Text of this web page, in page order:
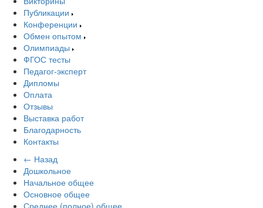
Публикации
Конференции
Обмен опытом
Олимпиады
ФГОС тесты
Педагог-эксперт
Дипломы
Оплата
Отзывы
Выставка работ
Благодарность
Контакты
← Назад
Дошкольное
Начальное общее
Основное общее